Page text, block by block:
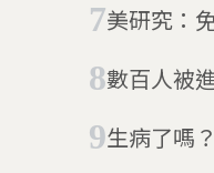
美研究：
數百人被進
生病了嗎